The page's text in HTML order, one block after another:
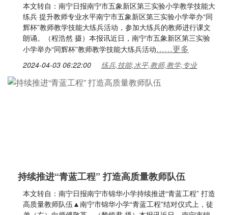
本文转自：南宁日报南宁市五象新区第三实验小学教学技能大
练兵 提升教师专业水平南宁市五象新区第三实验小学举办“同
辉杯”教师教学技能大练兵活动，参加大练兵的教师进行课文
朗诵。（程浩然 摄）本报讯近日，南宁市五象新区第三实验
小学举办“同辉杯”教师教学技能大练兵活动……更多
2024-04-03 06:22:00 练兵,技能,水平,教师,教学,专业
持续推进“青蓝工程” 打造高质量教师队伍
本文转自：南宁日报南宁市锦华小学持续推进“青蓝工程” 打造
高质量教师队伍▲南宁市锦华小学“青蓝工程”结对仪式上，徒